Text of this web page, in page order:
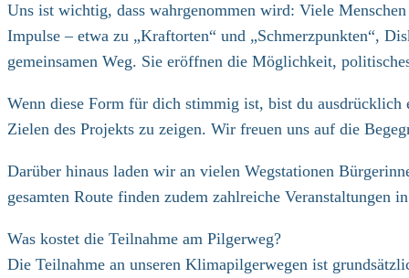
Uns ist wichtig, dass wahrgenommen wird: Viele
Impulse – etwa zu „Kraftorten“ und „Schmerzpunkten“,
gemeinsamen Weg. Sie eröffnen die Möglichkeit,
Wenn diese Form für dich stimmig ist, bist du
Zielen des Projekts zu zeigen. Wir freuen uns auf die
Darüber hinaus laden wir an vielen Wegstationen
gesamten Route finden zudem zahlreiche
Was kostet die Teilnahme am Pilgerweg?
Die Teilnahme an unseren Klimapilgerwegen ist